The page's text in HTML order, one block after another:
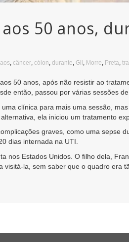
50 anos,
aos, câncer, cólon, durante, Gil , Morre, Preta,
50 anos, após não resistir ao
então, passou por várias sessões
clínica para mais uma sessão,
ela iniciou um tratamento
graves, como uma sepse
dias internada na UTI.
nos Estados Unidos. O filho dela,
visitá-la, sem saber que o quadro